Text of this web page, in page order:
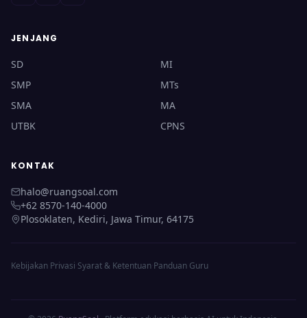
JENJANG
SD
MI
SMP
MTs
SMA
MA
UTBK
CPNS
KONTAK
halo@ruangsoal.com
+62 8570-140-4000
Plosoklaten, Kediri, Jawa Timur, 64175
Kebijakan Privasi Syarat & Ketentuan Panduan Guru